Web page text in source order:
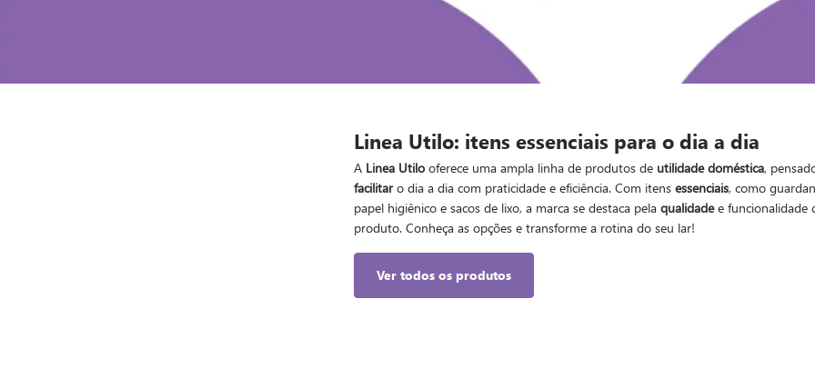
Linea Utilo: itens essenciais para o dia a dia
A Linea Utilooferece uma ampla linha de produtos de utilidade doméstica,
facilitaro dia a dia com praticidade e eficiência. Com itens essenciais, como
papel higiênico e sacos de lixo, a marca se destaca pela qualidadee funcionalidade
produto. Conheça as opções e transforme a rotina do seu lar!
Ver todos os produtos